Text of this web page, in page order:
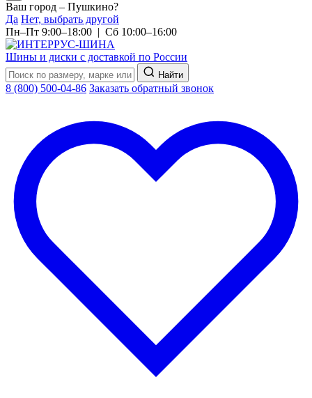
Ваш город – Пушкино?
Да Нет, выбрать другой
Пн–Пт 9:00–18:00 | Сб 10:00–16:00
Шины и диски с доставкой по России
Найти
8 (800) 500-04-86 Заказать обратный звонок